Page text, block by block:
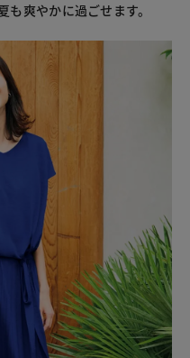
爽やかに過ごせます。